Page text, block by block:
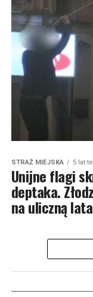
STRAŻ MIEJSKA 5 lat
Unijne flagi
deptaka.
na uliczną